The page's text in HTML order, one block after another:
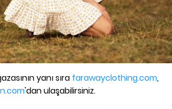
yanı sıra farawayclothing.com,
'dan ulaşabilirsiniz.